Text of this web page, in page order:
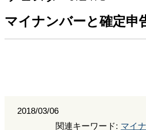
マイナンバーと確定申
2018/03/06
関連キーワード: マイ